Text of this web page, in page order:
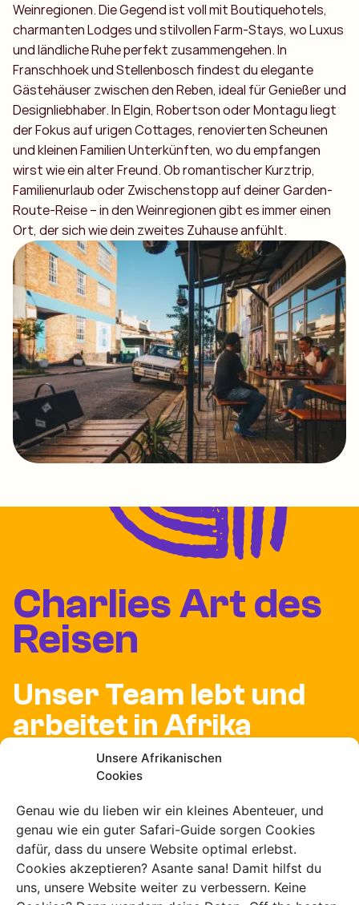
Unsere Afrikanischen
Cookies
Genau wie du lieben wir ein kleines Abenteuer, und
genau wie ein guter Safari-Guide sorgen Cookies
dafür, dass du unsere Website optimal erlebst.
Cookies akzeptieren? Asante sana! Damit hilfst du
uns, unsere Website weiter zu verbessern. Keine
Weinregionen. Die Gegend ist voll mit Boutiquehotels,
charmanten Lodges und stilvollen Farm-Stays, wo Luxus
und ländliche Ruhe perfekt zusammengehen. In
Franschhoek und Stellenbosch findest du elegante
Gästehäuser zwischen den Reben, ideal für Genießer und
Designliebhaber. In Elgin, Robertson oder Montagu liegt
der Fokus auf urigen Cottages, renovierten Scheunen
und kleinen Familien Unterkünften, wo du empfangen
wirst wie ein alter Freund. Ob romantischer Kurztrip,
Familienurlaub oder Zwischenstopp auf deiner Garden-
Route-Reise – in den Weinregionen gibt es immer einen
Ort, der sich wie dein zweites Zuhause anfühlt.
Charlies Art des
Reisen
Unser Team lebt und
arbeitet in Afrika
Wir entwickeln
unsere eigenen
Routen